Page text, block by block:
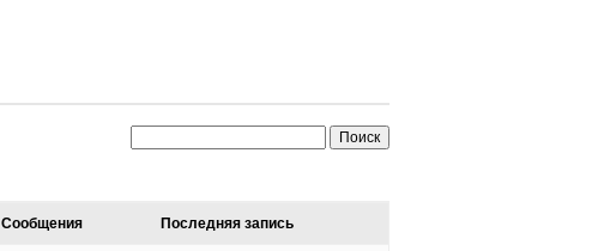
Сообщения Последняя запись